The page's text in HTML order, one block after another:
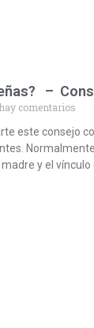
–
comentarios
este consejo
y el vínculo